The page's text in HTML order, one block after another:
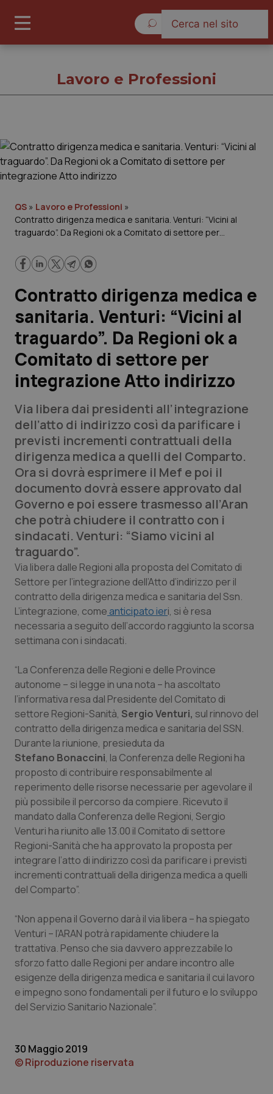
Cronache
Governo e Parlamento
Regioni e Asl
Lavoro e Professioni
Scienza e Farmaci
Studi e Analisi
Lettere al direttore
QS Pro
Professionisti Sanitari.AI
Abruzzo
Basilicata
Calabria
Campania
Emilia-Romagna
Lazio
Liguria
Lombardia
Marche
Molise
Piemonte
Provincia Autonoma di Bolzano
Puglia
Sardegna
Sicilia
Umbria
QS Pro Gold
Artrite & artrosi
Asma & BPCO
Car-T
Colesterolo & coronaropatie
Diabete & glucometri
Disturbi dell’umore
Dolore
Donna & Salute
Epatiti
HIV
Infezioni & Febbre
Malattie rare
Malattia di Crohn & Rettocolite Ulcerosa
Neuroscienze & patologie neurodegenerative
Oftalmologia
QS Club Newsletter
Lavoro e Professioni
QS » Lavoro e Professioni »
Contratto dirigenza medica e sanitaria. Venturi: “Vicini al
traguardo”. Da Regioni ok a Comitato di settore per
Contratto dirigenza medica e
sanitaria. Venturi: “Vicini al
traguardo”. Da Regioni ok a
Comitato di settore per
integrazione Atto indirizzo
Via libera dai presidenti all’integrazione
dell’atto di indirizzo così da parificare i
previsti incrementi contrattuali della
dirigenza medica a quelli del Comparto.
Ora si dovrà esprimere il Mef e poi il
documento dovrà essere approvato dal
Governo e poi essere trasmesso all’Aran
che potrà chiudere il contratto con i
sindacati. Venturi: “Siamo vicini al
traguardo”.
Via libera dalle Regioni alla proposta del Comitato di
Settore per l’integrazione dell’Atto d’indirizzo per il
contratto della dirigenza medica e sanitaria del Ssn.
L’integrazione, come anticipato ieri, si è resa
necessaria a seguito dell’accordo raggiunto la scorsa
settimana con i sindacati.
“La Conferenza delle Regioni e delle Province
autonome – si legge in una nota – ha ascoltato
l’informativa resa dal Presidente del Comitato di
settore Regioni-Sanità, Sergio Venturi, sul rinnovo del
contratto della dirigenza medica e sanitaria del SSN.
Durante la riunione, presieduta da
Stefano Bonaccini, la Conferenza delle Regioni ha
proposto di contribuire responsabilmente al
reperimento delle risorse necessarie per agevolare il
più possibile il percorso da compiere. Ricevuto il
mandato dalla Conferenza delle Regioni, Sergio
Venturi ha riunito alle 13.00 il Comitato di settore
Regioni-Sanità che ha approvato la proposta per
integrare l’atto di indirizzo così da parificare i previsti
incrementi contrattuali della dirigenza medica a quelli
del Comparto”.
“Non appena il Governo darà il via libera – ha spiegato
Venturi – l’ARAN potrà rapidamente chiudere la
trattativa. Penso che sia davvero apprezzabile lo
sforzo fatto dalle Regioni per andare incontro alle
esigenze della dirigenza medica e sanitaria il cui lavoro
e impegno sono fondamentali per il futuro e lo sviluppo
del Servizio Sanitario Nazionale”.
30 Maggio 2019
© Riproduzione riservata